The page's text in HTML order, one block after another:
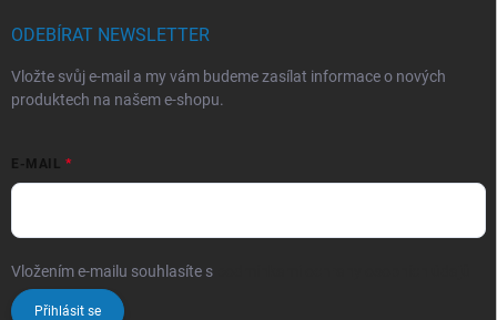
ODEBÍRAT NEWSLETTER
Vložte svůj e-mail a my vám budeme zasílat informace o nových
produktech na našem e-shopu.
E-MAIL
Vložením e-mailu souhlasíte s
Přihlásit se